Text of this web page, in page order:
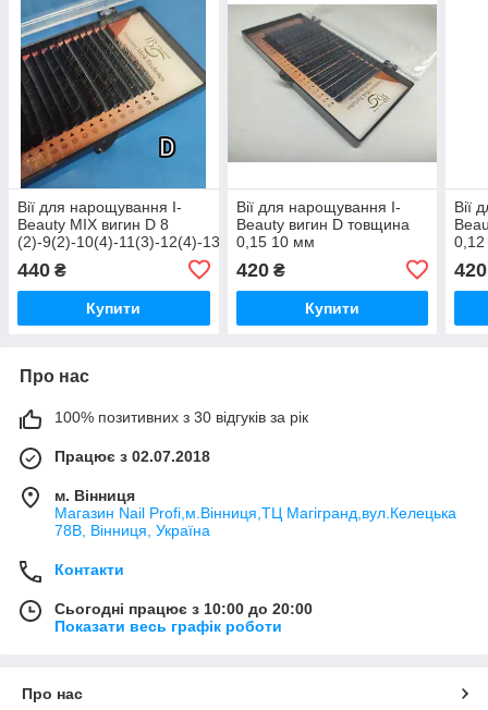
Вії для нарощування I-
Beauty MIX вигин D 8
(2)-9(2)-10(4)-11(3)-12(4)-13(2)-14(3)
440 ₴
Купити
Вії для нарощування I-
Beauty вигин D товщина
0,15 10 мм
420₴
Купити
Вії
420
Про нас
100% позитивних з 30 відгуків за рік
Працює з 02.07.2018
м. Вінниця
Магазин Nail Profi,м.Вінниця,ТЦ Магігранд,вул.Келецька
78В, Вінниця, Україна
Контакти
Сьогодні працює з 10:00 до 20:00
Показати весь графік роботи
Про нас